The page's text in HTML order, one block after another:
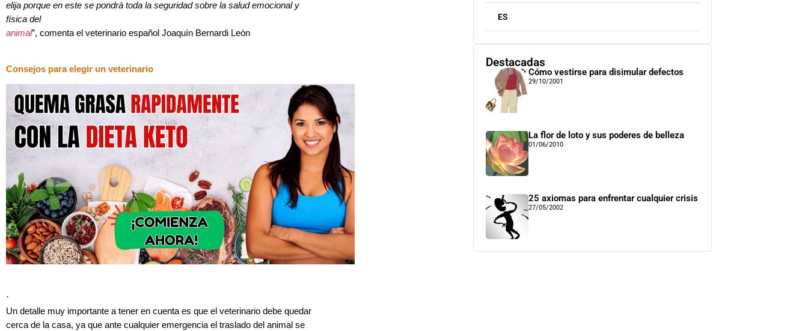
elija porque en este se pondrá toda la seguridad sobre la salud emocional y
física del
animal”, comenta el veterinario español Joaquín Bernardi León
Consejos para elegir un veterinario
·
Un detalle muy importante a tener en cuenta es que el veterinario debe quedar
cerca de la casa, ya que ante cualquier emergencia el traslado del animal se
ES
Destacadas
Cómo vestirse para disimular defectos
29/10/2001
La flor de loto y sus poderes de belleza
01/06/2010
25 axiomas para enfrentar cualquier crisis
27/05/2002